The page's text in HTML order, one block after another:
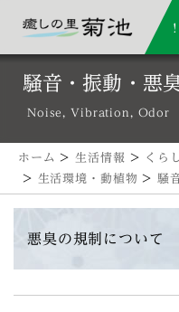
騒音・振動・悪
Noise, Vibration, Odor
ホーム >生活情報 >
くら
> 生活環境・動植物 >騒
悪臭の規制について